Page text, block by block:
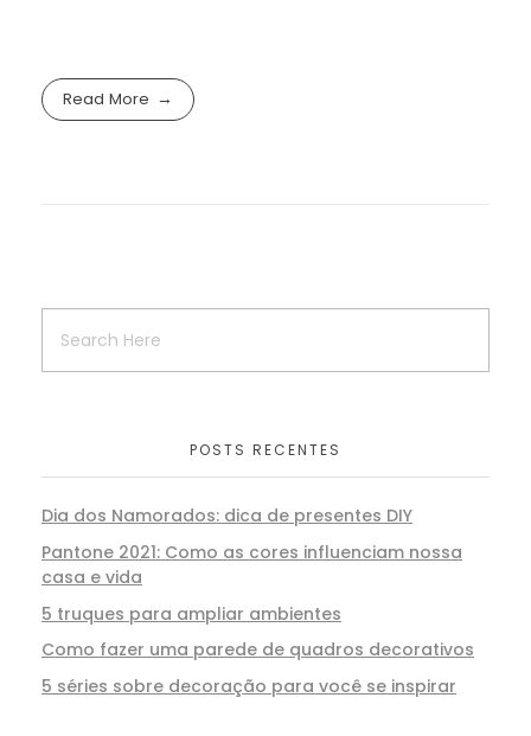
Read More
POSTS RECENTES
Dia dos Namorados: dica de presentes DIY
Pantone 2021: Como as cores influenciam nossa
casa e vida
5 truques para ampliar ambientes
Como fazer uma parede de quadros decorativos
5 séries sobre decoração para você se inspirar